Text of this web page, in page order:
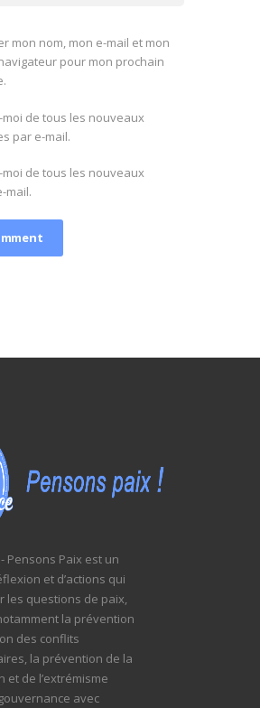
mon nom, mon e-mail et mon
pour mon prochain
de tous les nouveaux
par e-mail.
de tous les nouveaux
mail.
Pensons Paix est un
et d’actions qui
les questions de paix,
la prévention
des conflits
la prévention de la
et de l’extrémisme
avec